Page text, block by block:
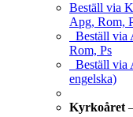
Beställ via
Apg, Rom,
Beställ via
Rom, Ps
Beställ via
engelska)
Kyrkoåret